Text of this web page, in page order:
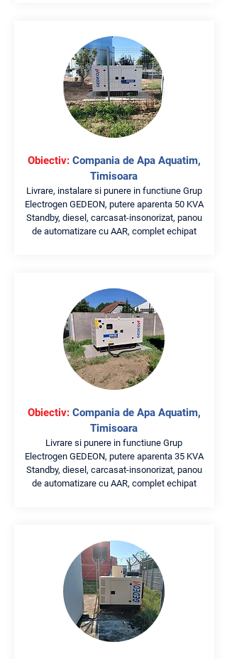
Obiectiv: Compania de Apa Aquatim,
Timisoara
Livrare, instalare si punere in functiune Grup
Electrogen GEDEON, putere aparenta 50 KVA
Standby, diesel, carcasat-insonorizat, panou
de automatizare cu AAR, complet echipat
Obiectiv: Compania de Apa Aquatim,
Timisoara
Livrare si punere in functiune Grup
Electrogen GEDEON, putere aparenta 35 KVA
Standby, diesel, carcasat-insonorizat, panou
de automatizare cu AAR, complet echipat